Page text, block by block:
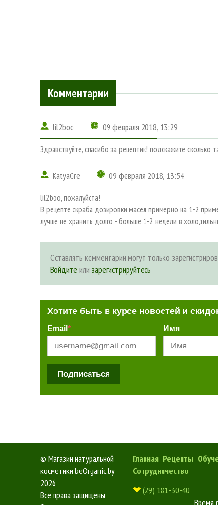
Комментарии
lil2boo 09 февраля 2018, 13:29
Здравствуйте, спасибо за рецептик! подскажите сколько
KatyaGre 09 февраля 2018, 13:54
lil2boo, пожалуйста!
В рецепте скраба дозировки масел примерно на 1-2
лучше не хранить долго - больше 1-2 недели в
Оставлять комментарии могут только
Войдите или зарегистрируйтесь
Хотите быть в курсе новостей и
Email * Имя
Подписаться
© Магазин натуральной
косметики beOrganic.by
2026
Все права защищены
Главная Рецепты
Сотрудничество
(29) 181-30-40
Время